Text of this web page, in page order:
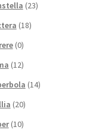
(23)
(18)
(0)
(12)
(14)
(20)
(10)